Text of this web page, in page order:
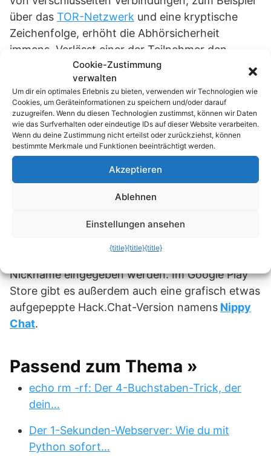
über das TOR-Netzwerk und eine kryptische
Zeichenfolge, erhöht die Abhörsicherheit
immens. Verlässt einer der Teilnehmer den
Chatroom, oder wird die Webseite aktualisiert,
wird der komplette Verlauf unwiederbringlich
gelöscht.
Tipp:
funktioniert systemübergreifend. Das
heißt, dass man einem Chatroom, der auf einem
Android-App von Hack.Chatbeitreten kann.
Nickname eingegeben werden. Im Google Play
Store gibt es außerdem auch eine grafisch etwas
aufgepeppte Hack.Chat-Version namens Nippy
Chat.
Passend zum Thema »
echo rm -rf: Der 4-Buchstaben-Trick, der
dein…
Der 1-Sekunden-Webserver: Wie du mit
Python sofort…
Cookie-Zustimmung
verwalten
Um dir ein optimales Erlebnis zu bieten, verwenden wir Technologien wie
Cookies, um Geräteinformationen zu speichern und/oder darauf
zuzugreifen. Wenn du diesen Technologien zustimmst, können wir Daten
wie das Surfverhalten oder eindeutige IDs auf dieser Website verarbeiten.
Wenn du deine Zustimmung nicht erteilst oder zurückziehst, können
bestimmte Merkmale und Funktionen beeinträchtigt werden.
Akzeptieren
Ablehnen
Einstellungen ansehen
{title}{title}{title}